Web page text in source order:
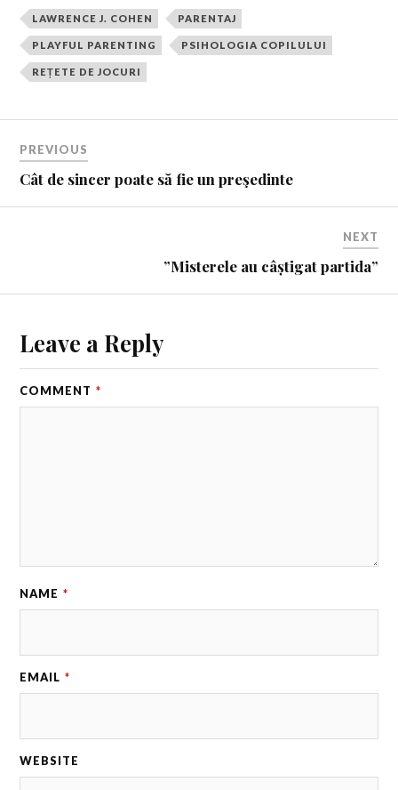
LAWRENCE J. COHEN PARENTAJ
PLAYFUL PARENTING PSIHOLOGIA COPILULUI
REȚETE DE JOCURI
PREVIOUS
Cât de sincer poate să fie un preşedinte
NEXT
”Misterele au câștigat partida”
Leave a Reply
COMMENT *
NAME *
EMAIL *
WEBSITE